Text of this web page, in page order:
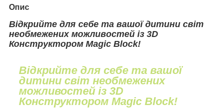
Опис
Відкрийте для себе та вашої дитини світ
необмежених можливостей із 3D
Конструктором Magic Block!
Відкрийте для себе та вашої
дитини світ необмежених
можливостей із 3D
Конструктором Magic Block!